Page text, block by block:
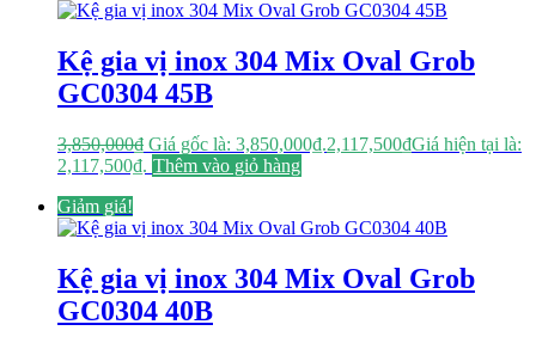
Kệ gia vị inox 304 Mix Oval Grob
GC0304 45B
3,850,000₫ Giá gốc là: 3,850,000₫.2,117,500₫Giá hiện tại là:
2,117,500₫. Thêm vào giỏ hàng
Giảm giá!
Kệ gia vị inox 304 Mix Oval Grob
GC0304 40B